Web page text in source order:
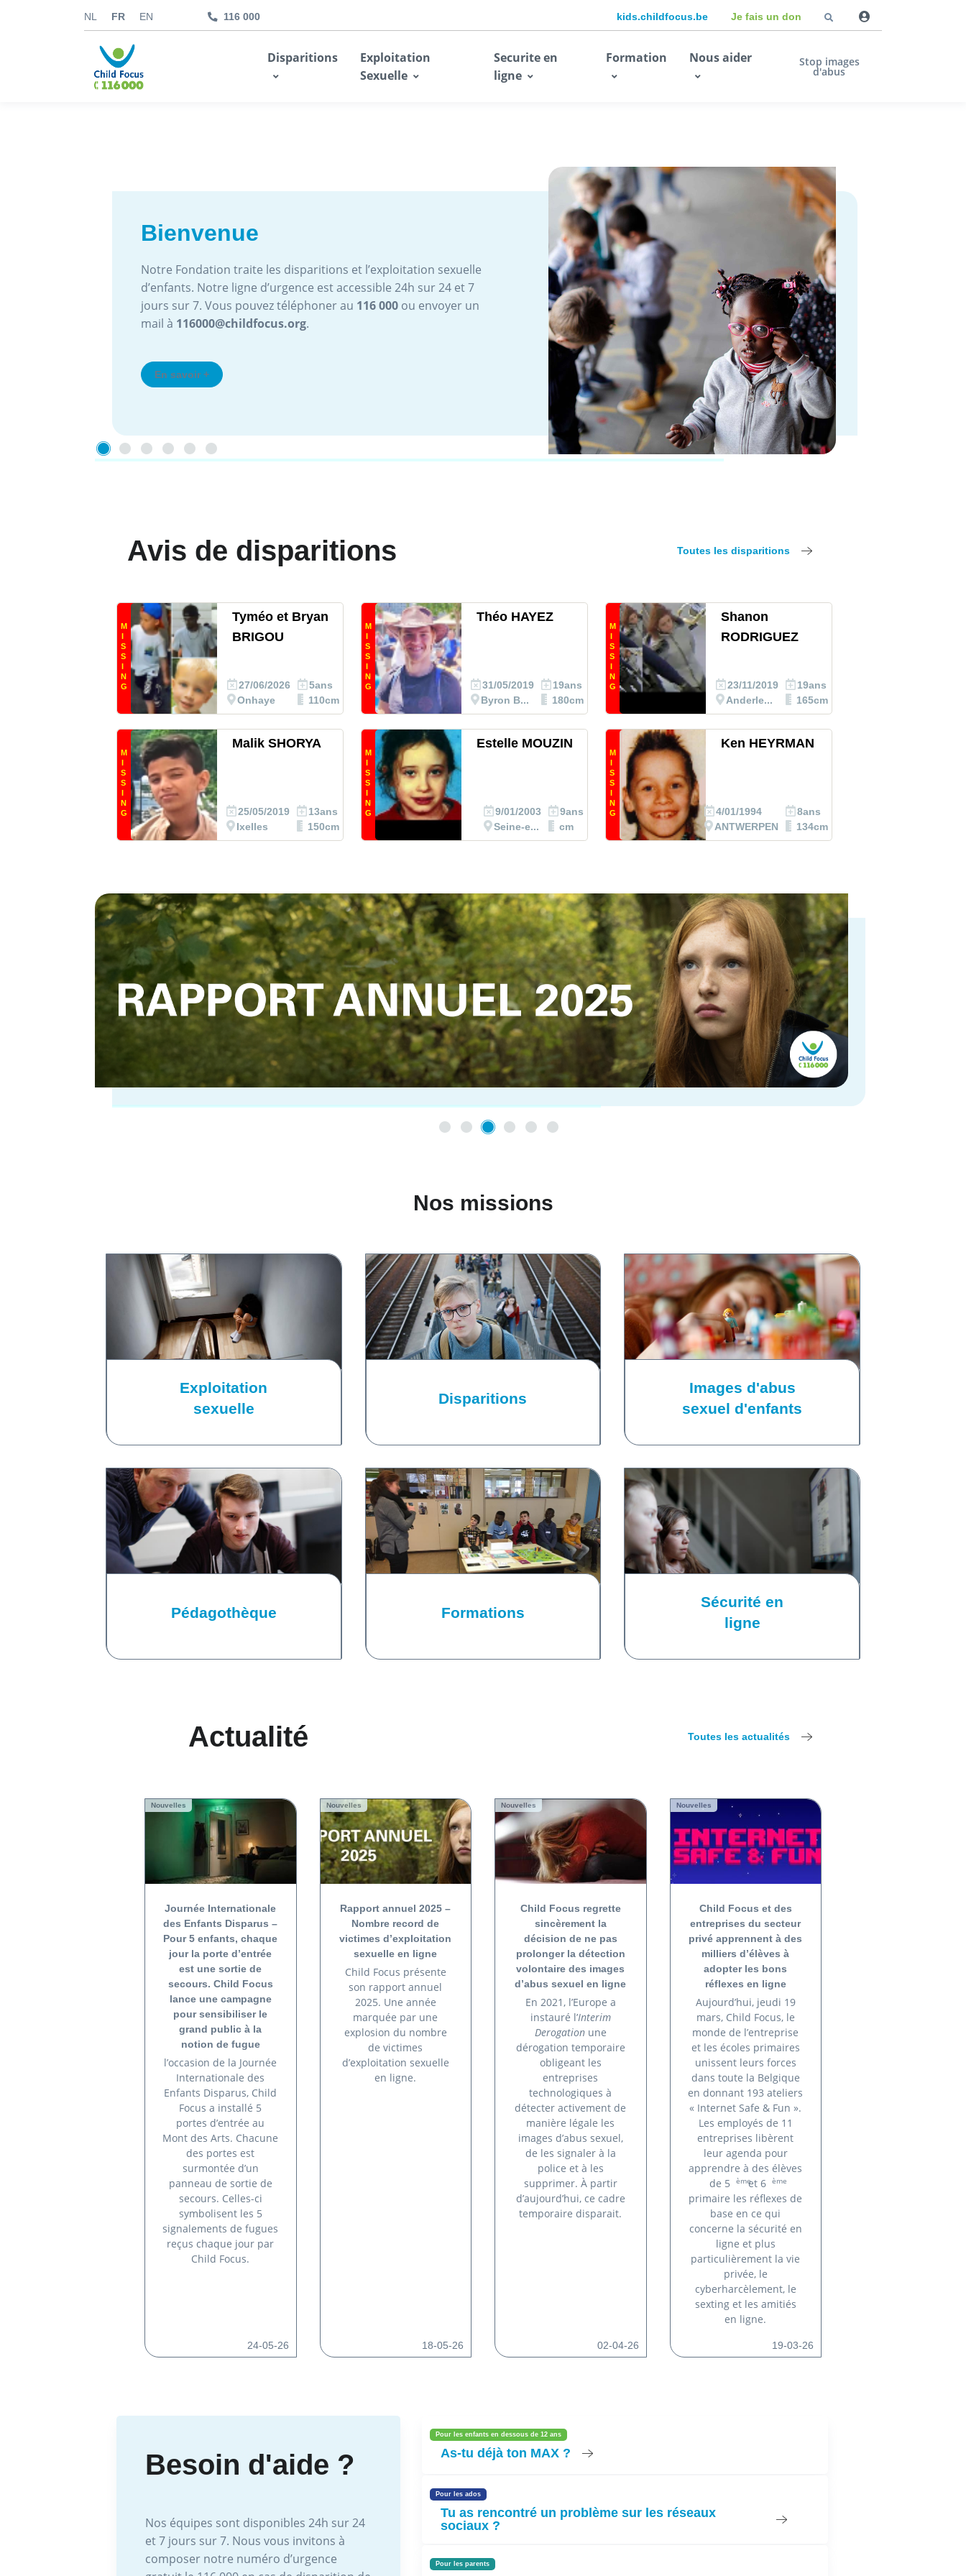
NL FR EN 116 000 kids.childfocus.be Je fais un don
Disparitions
Exploitation
Sexuelle
Securite en
ligne
Formation Nous aider Stop images
d'abus
Bienvenue
Notre Fondation traite les disparitions et l’exploitation sexuelle
d’enfants. Notre ligne d’urgence est accessible 24h sur 24 et 7
jours sur 7. Vous pouvez téléphoner au 116 000 ou envoyer un
mail à 116000@childfocus.org.
En savoir +
Avis de disparitions Toutes les disparitions
M
I
S
S
I
N
G
Tyméo et Bryan
BRIGOU
27/06/2026
Onhaye
5ans
110cm
M
I
S
S
I
N
G
Théo HAYEZ
31/05/2019
Byron B...
19ans
180cm
M
I
S
S
I
N
G
Shanon
RODRIGUEZ
23/11/2019
Anderle...
19ans
165cm
M
I
S
S
I
N
G
Malik SHORYA
25/05/2019
Ixelles
13ans
150cm
M
I
S
S
I
N
G
Estelle MOUZIN
9/01/2003
Seine-e...
9ans
cm
M
I
S
S
I
N
G
Ken HEYRMAN
4/01/1994
ANTWERPEN
8ans
134cm
Campagne
sextorsion
Nos missions
Exploitation
sexuelle
Disparitions
Images d'abus
sexuel d'enfants
Pédagothèque Formations
Sécurité en
ligne
Actualité Toutes les actualités
Nouvelles
Journée Internationale
des Enfants Disparus –
Pour 5 enfants, chaque
jour la porte d’entrée
est une sortie de
secours. Child Focus
lance une campagne
pour sensibiliser le
grand public à la
notion de fugue
l’occasion de la Journée
Internationale des
Enfants Disparus, Child
Focus a installé 5
portes d’entrée au
Mont des Arts. Chacune
des portes est
surmontée d’un
panneau de sortie de
secours. Celles-ci
symbolisent les 5
signalements de fugues
reçus chaque jour par
Child Focus.
24-05-26
Nouvelles
Rapport annuel 2025 –
Nombre record de
victimes d’exploitation
sexuelle en ligne
Child Focus présente
son rapport annuel
2025. Une année
marquée par une
explosion du nombre
de victimes
d’exploitation sexuelle
en ligne.
18-05-26
Nouvelles
Child Focus regrette
sincèrement la
décision de ne pas
prolonger la détection
volontaire des images
d’abus sexuel en ligne
En 2021, l’Europe a
instauré l’Interim
Derogationune
dérogation temporaire
obligeant les
entreprises
technologiques à
détecter activement de
manière légale les
images d’abus sexuel,
de les signaler à la
police et à les
supprimer. À partir
d’aujourd’hui, ce cadre
temporaire disparait.
02-04-26
Nouvelles
Child Focus et des
entreprises du secteur
privé apprennent à des
milliers d’élèves à
adopter les bons
réflexes en ligne
Aujourd’hui, jeudi 19
mars, Child Focus, le
monde de l’entreprise
et les écoles primaires
unissent leurs forces
dans toute la Belgique
en donnant 193 ateliers
« Internet Safe & Fun ».
Les employés de 11
entreprises libèrent
leur agenda pour
apprendre à des élèves
de 5
èmeet 6 ème
primaire les réflexes de
base en ce qui
concerne la sécurité en
ligne et plus
particulièrement la vie
privée, le
cyberharcèlement, le
sexting et les amitiés
en ligne.
19-03-26
Besoin d'aide ?
Nos équipes sont disponibles 24h sur 24
et 7 jours sur 7. Nous vous invitons à
composer notre numéro d’urgence
Pour les enfants en dessous de 12 ans
As-tu déjà ton MAX ?
Pour les ados
Tu as rencontré un problème sur les réseaux
sociaux ?
Pour les parents